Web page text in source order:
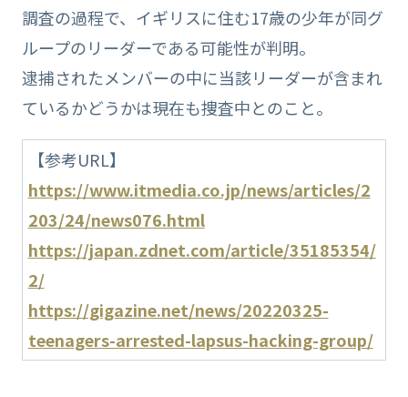
調査の過程で、イギリスに住む17歳の少年が同グ
ループのリーダーである可能性が判明。
逮捕されたメンバーの中に当該リーダーが含まれ
ているかどうかは現在も捜査中とのこと。
【参考URL】
https://www.itmedia.co.jp/news/articles/2
203/24/news076.html
https://japan.zdnet.com/article/35185354/
2/
https://gigazine.net/news/20220325-
teenagers-arrested-lapsus-hacking-group/